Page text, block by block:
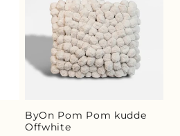
ByOn Pom Pom kudde
Offwhite